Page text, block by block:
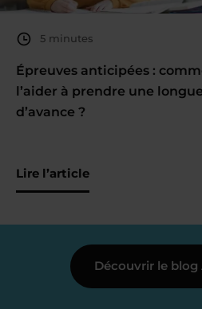
5 minutes
Épreuves anticipées :
l’aider à prendre une
d’avance ?
Lire l’article
Découvrir le blog